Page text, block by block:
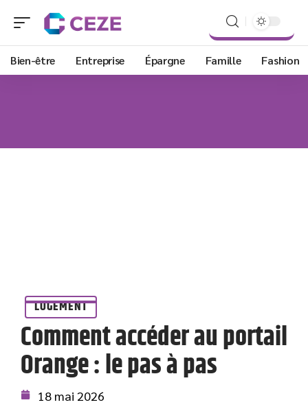
Bien-être Entreprise Épargne Famille Fashion
LOGEMENT
Comment accéder au portail
Orange : le pas à pas
18 mai 2026